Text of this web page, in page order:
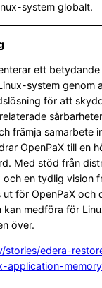
system globalt.
ett
system genom
för att
främja samarbete
OpenPaX till en
Med stöd från
och en tydlig vision
ut för OpenPaX och
medföra för
över.
stories/edera-
application-